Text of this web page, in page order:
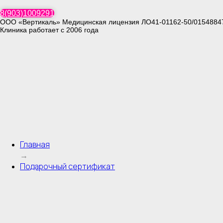
8(903)1009291
ООО «Вертикаль» Медицинская лицензия ЛО41-01162-50/
Клиника работает с 2006 года
Главная
→
Подарочный сертификат